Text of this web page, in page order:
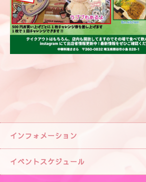
インフォメーション
イベントスケジュール